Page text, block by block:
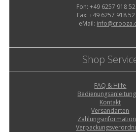
Fon: +49 6257 918
Fax: +49 6257 918
eMail:
Shop
FAQ & Hilfe
Kontakt
Versandarten